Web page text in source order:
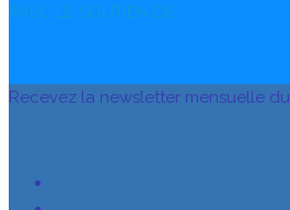
AVEC LE SOUTIEN DE
Recevez la newsletter mensuelle